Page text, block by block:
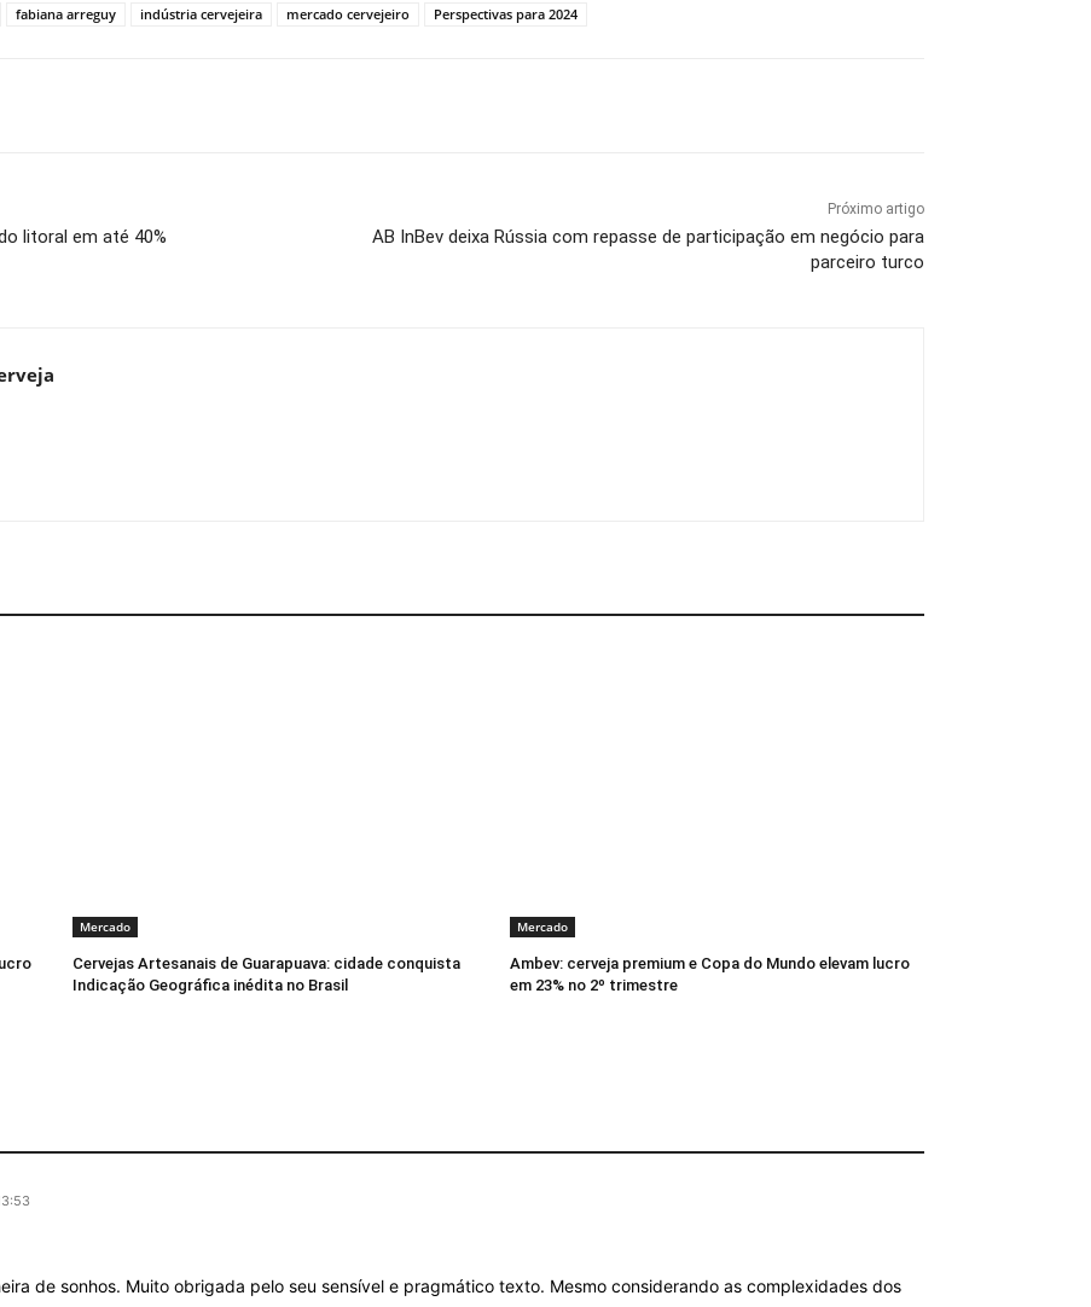
fabiana arreguy indústria cervejeira mercado cervejeiro Perspectivas para 2024
litoral em até 40%
Próximo artigo
AB InBev deixa Rússia com repasse de participação em negócio para
parceiro turco
Mercado
Cervejas Artesanais de Guarapuava: cidade conquista
Indicação Geográfica inédita no Brasil
Mercado
Ambev: cerveja premium e Copa do Mundo elevam lucro
em 23% no 2º trimestre
de sonhos. Muito obrigada pelo seu sensível e pragmático texto. Mesmo considerando as complexidades dos